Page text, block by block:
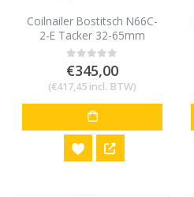
Coilnailer Bostitsch N66C-
2-E Tacker 32-65mm
0out of 5
€345,00
(€417,45 incl. BTW)